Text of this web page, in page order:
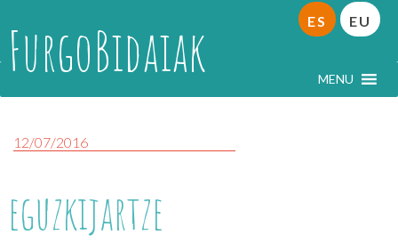
FurgoBidaiak MENU
ES EU
12/07/2016
eguzkijartze